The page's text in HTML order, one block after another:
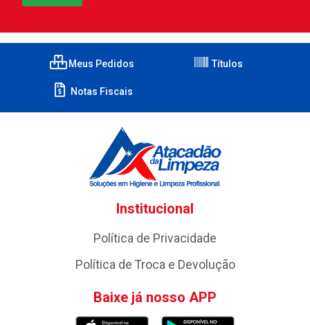
Meus Pedidos Títulos
Notas Fiscais
Institucional
Política de Privacidade
Política de Troca e Devolução
Baixe já nosso APP